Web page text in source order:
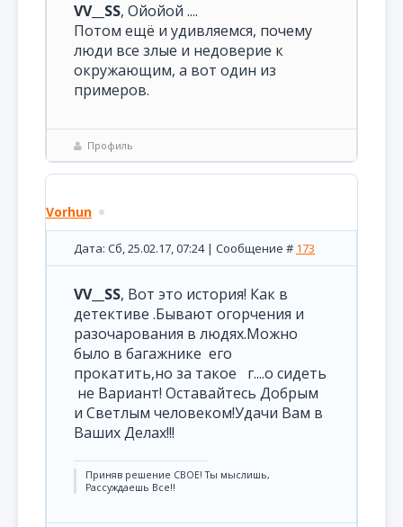
VV__SS, Ойойой ....
Потом ещё и удивляемся, почему
люди все злые и недоверие к
окружающим, а вот один из
примеров.
Профиль
Vorhun
Дата: Сб, 25.02.17, 07:24 | Сообщение # 173
VV__SS, Вот это история! Как в
детективе .Бывают огорчения и
разочарования в людях.Можно
было в багажнике его
прокатить,но за такое г....о сидеть
не Вариант! Оставайтесь Добрым
и Светлым человеком!Удачи Вам в
Ваших Делах!!!
Приняв решение СВОЕ! Ты мыслишь,
Рассуждаешь Все!!